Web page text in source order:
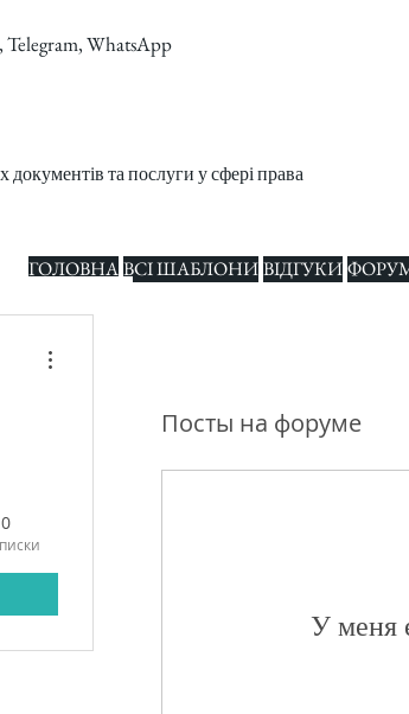
Telegram, WhatsApp
та послуги у сфері права
ГОЛОВНА ВСІ ШАБЛОНИ ВІДГУКИ
0
Посты на форуме
У меня